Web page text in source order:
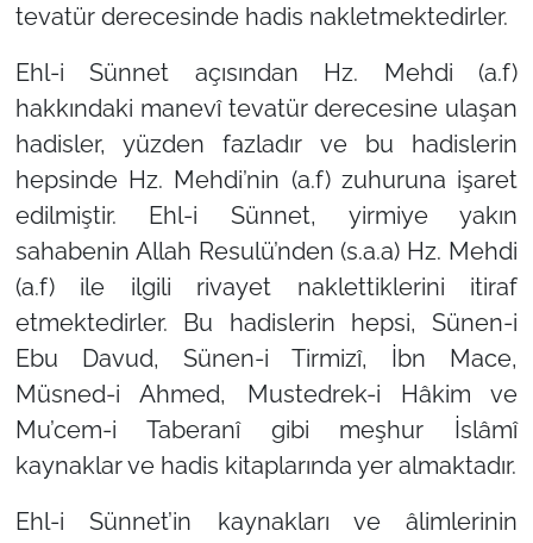
tevatür derecesinde hadis nakletmektedirler.
Ehl-i Sünnet açısından Hz. Mehdi (a.f)
hakkındaki manevî tevatür derecesine ulaşan
hadisler, yüzden fazladır ve bu hadislerin
hepsinde Hz. Mehdi’nin (a.f) zuhuruna işaret
edilmiştir. Ehl-i Sünnet, yirmiye yakın
sahabenin Allah Resulü’nden (s.a.a) Hz. Mehdi
(a.f) ile ilgili rivayet naklettiklerini itiraf
etmektedirler. Bu hadislerin hepsi, Sünen-i
Ebu Davud, Sünen-i Tirmizî, İbn Mace,
Müsned-i Ahmed, Mustedrek-i Hâkim ve
Mu’cem-i Taberanî gibi meşhur İslâmî
kaynaklar ve hadis kitaplarında yer almaktadır.
Ehl-i Sünnet’in kaynakları ve âlimlerinin